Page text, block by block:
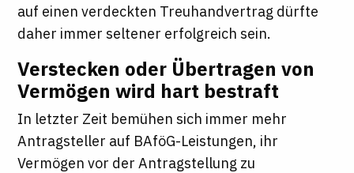
auf einen verdeckten Treuhandvertrag dürfte
daher immer seltener erfolgreich sein.
Verstecken oder Übertragen von
Vermögen wird hart bestraft
In letzter Zeit bemühen sich immer mehr
Antragsteller auf BAföG-Leistungen, ihr
Vermögen vor der Antragstellung zu